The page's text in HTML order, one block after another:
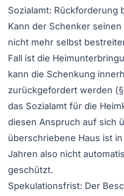
Sozialamt: Rückforderung
Kann der Schenker
nicht mehr selbst
Fall ist die
kann die Schenkung
zurückgefordert werden
das Sozialamt für die
diesen Anspruch auf sich
überschriebene Haus ist
Jahren also nicht
geschützt.
Spekulationsfrist: Der